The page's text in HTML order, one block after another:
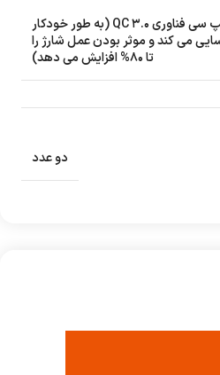
دارای کابل تایپ سی فناوری QC ۳.۰ (به طور خودکار
می کند و موثر بودن عمل شارژ را
تا ۸۰% افزایش می دهد)
دو عدد